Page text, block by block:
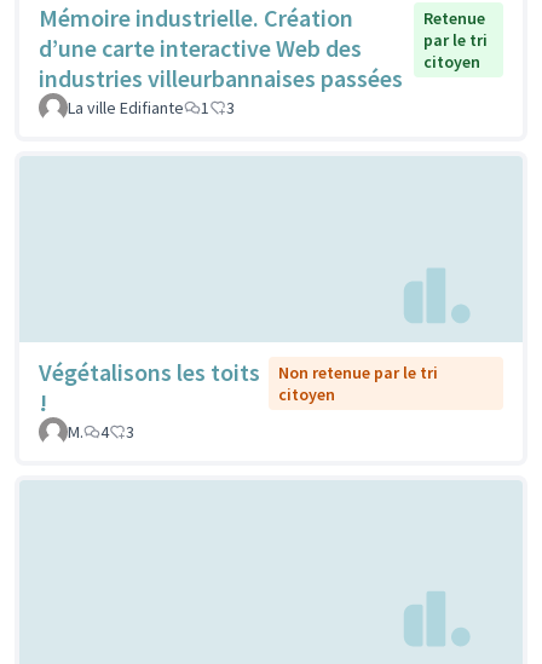
Mémoire industrielle. Création
d’une carte interactive Web des
industries villeurbannaises passées
Retenue
par le tri
citoyen
La ville Edifiante 1 3
Végétalisons les toits
!
Non retenue par le tri
citoyen
M.
4 3